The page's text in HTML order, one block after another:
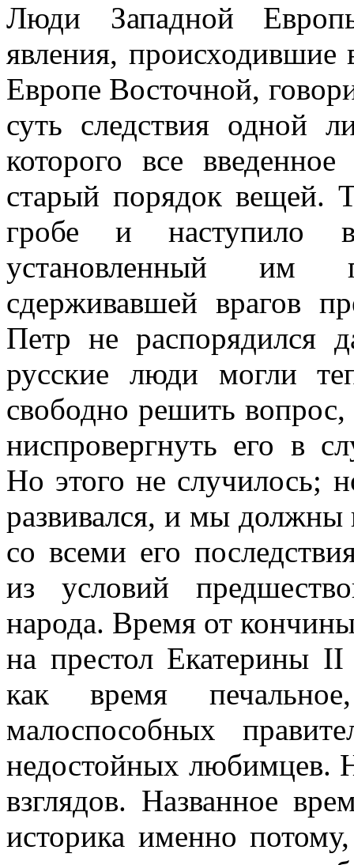
Люди Западной
явления,
Европе Восточной,
суть следствия одной
которого все
старый порядок вещей.
гробе и наступило
установленный им
сдерживавшей врагов
Петр не распорядился
русские люди могли
свободно решить
ниспровергнуть его в
Но этого не случилось;
развивался, и мы должны
со всеми его
из условий
народа. Время от
на престол Екатерины II
как время
малоспособных
недостойных любимцев.
взглядов. Названное
историка именно